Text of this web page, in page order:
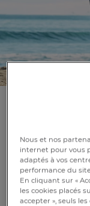
Réf : 992088801
Jacquard motif
vague et poisson
Nous et nos
internet pour vous
adaptés à vos
performance du
En cliquant sur «
les cookies placés
accepter », seuls